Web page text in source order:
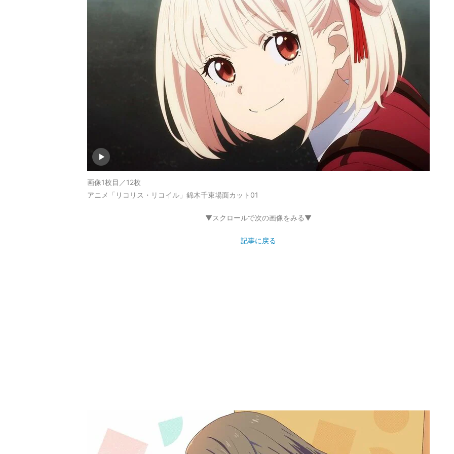
画像1枚目／12枚
アニメ「リコリス・リコイル」錦木千束場面カット01
▼スクロールで次の画像をみる▼
記事に戻る